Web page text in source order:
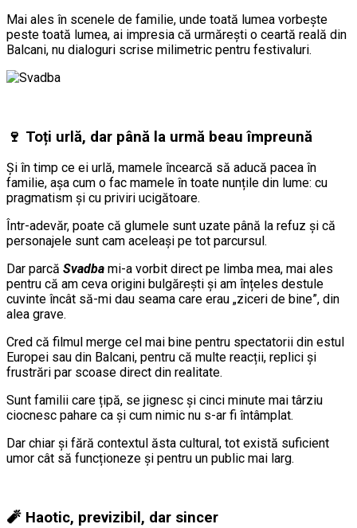
Mai ales în scenele de familie, unde toată lumea vorbește
peste toată lumea, ai impresia că urmărești o ceartă reală din
Balcani, nu dialoguri scrise milimetric pentru festivaluri.
🍷 Toți urlă, dar până la urmă beau împreună
Și în timp ce ei urlă, mamele încearcă să aducă pacea în
familie, așa cum o fac mamele în toate nunțile din lume: cu
pragmatism și cu priviri ucigătoare.
Într-adevăr, poate că glumele sunt uzate până la refuz și că
personajele sunt cam aceleași pe tot parcursul.
Dar parcă Svadba mi-a vorbit direct pe limba mea, mai ales
pentru că am ceva origini bulgărești și am înțeles destule
cuvinte încât să-mi dau seama care erau „ziceri de bine”, din
alea grave.
Cred că filmul merge cel mai bine pentru spectatorii din estul
Europei sau din Balcani, pentru că multe reacții, replici și
frustrări par scoase direct din realitate.
Sunt familii care țipă, se jignesc și cinci minute mai târziu
ciocnesc pahare ca și cum nimic nu s-ar fi întâmplat.
Dar chiar și fără contextul ăsta cultural, tot există suficient
umor cât să funcționeze și pentru un public mai larg.
🧨 Haotic, previzibil, dar sincer